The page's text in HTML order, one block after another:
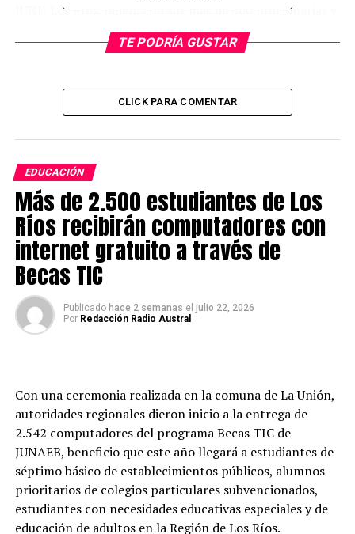
JUNJI Los Ríos, quien, con sus más de 600 funcionarias y
funcionarios, entrega educación inicial a niñas y niños
de todo el territorio regional, poniendo a disposición
comunas de Los Ríos.
La actividad fue presidida por nuestra directora
regional, Marianne Miller, y contó con la participación
delegado presidencial, Jorge Alvial, el seremi de
Educación, Juan Pablo Gerter, el seremi de Desarrollo
Social y Familia, Roberto Giubergia, el Seremi de las
Culturas, las Artes y el Patrimonio, Óscar Mendoza y la
Seremi de Energía, Claudia Lopetegui. Asimismo,
asistieron representantes de otros servicios públicos, y
funcionarias y funcionarios de la institución.
La directora regional de la Junji Los Ríos, Marianne
trabajo coordinado y mancomunado que hemos
construido con autoridades regionales, provinciales y
comunales, permitiendo que actualmente tengamos 122
programas educativos que brindan atención y bienestar
integral.
“Diversos estudios internacionales respaldan que la
educación inicial es esencial para el desarrollo de niñas y
TE PODRÍA GUSTAR
CLICK PARA COMENTAR
EDUCACIÓN
Más de 2.500 estudiantes de Los
Ríos recibirán computadores con
internet gratuito a través de
Becas TIC
Publicado hace 2 semanas el julio 22, 2026
Por Redacción Radio Austral
Con una ceremonia realizada en la comuna de La Unión,
autoridades regionales dieron inicio a la entrega de
2.542 computadores del programa Becas TIC de
JUNAEB, beneficio que este año llegará a estudiantes de
séptimo básico de establecimientos públicos, alumnos
prioritarios de colegios particulares subvencionados,
estudiantes con necesidades educativas especiales y de
educación de adultos en la Región de Los Ríos.